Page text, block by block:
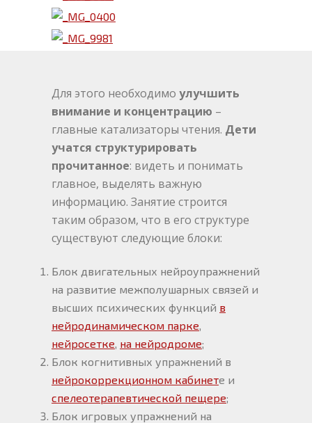
Для этого необходимо улучшить
внимание и концентрацию –
главные катализаторы чтения. Дети
учатся структурировать
прочитанное: видеть и понимать
главное, выделять важную
информацию. Занятие строится
таким образом, что в его структуре
существуют следующие блоки:
Блок двигательных нейроупражнений
на развитие межполушарных связей и
высших психических функций в
нейродинамическом парке,
нейросетке, на нейродроме;
Блок когнитивных упражнений в
нейрокоррекционном кабинете и
спелеотерапевтической пещере;
Блок игровых упражнений на